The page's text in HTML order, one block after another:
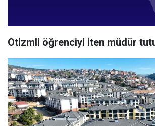
Otizmli öğrenciyi iten müdür